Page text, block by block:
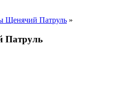
Щенячий Патруль »